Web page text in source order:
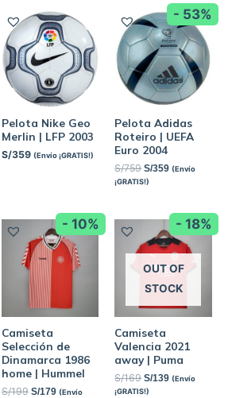
Pelota Nike Geo
Merlin | LFP 2003
S/359 (Envío ¡GRATIS!)
- 53%
Pelota Adidas
Roteiro | UEFA
Euro 2004
S/759 S/359 (Envío
¡GRATIS!)
- 10%
Camiseta
Selección de
Dinamarca 1986
home | Hummel
S/199 S/179 (Envío
- 18%
OUT OF
STOCK
Camiseta
Valencia 2021
away | Puma
S/169 S/139 (Envío
¡GRATIS!)